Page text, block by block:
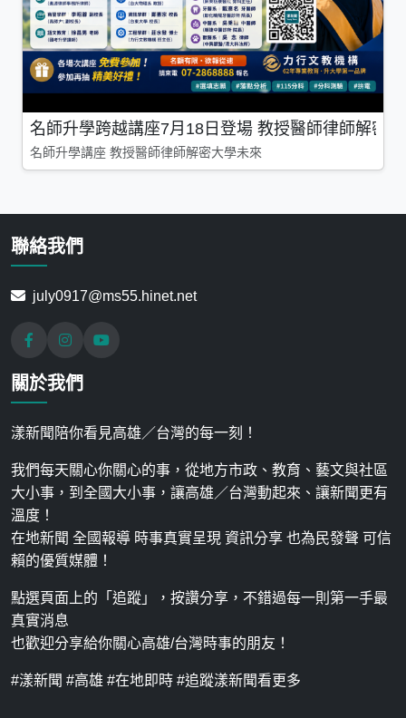
名師升學跨越講座7月18日登場 教授醫師律師解密
名師升學講座 教授醫師律師解密大學未來
聯絡我們
july0917@ms55.hinet.net
關於我們
漾新聞陪你看見高雄／台灣的每一刻！
我們每天關心你關心的事，從地方市政、教育、藝文與社區
大小事，到全國大小事，讓高雄／台灣動起來、讓新聞更有
溫度！
在地新聞 全國報導 時事真實呈現 資訊分享 也為民發聲 可信
賴的優質媒體！
點選頁面上的「追蹤」，按讚分享，不錯過每一則第一手最
真實消息
也歡迎分享給你關心高雄/台灣時事的朋友！
#漾新聞 #高雄 #在地即時 #追蹤漾新聞看更多